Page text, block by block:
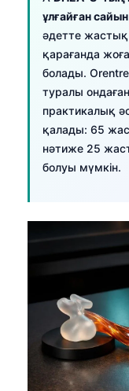
ұлғайған
әдетте
қарағанда
болады.
туралы
практикалық
қалады: 65
нәтиже 25
болуы мүмкін.